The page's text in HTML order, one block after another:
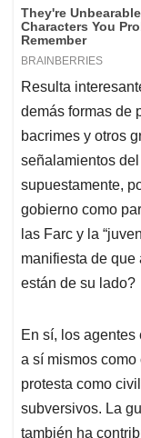
Resulta
demás formas de
bacrimes y otros
señalamientos
supuestamente,
gobierno como
las Farc y la
manifiesta de
están de su lado?
En sí, los
a sí mismos
protesta como
subversivos. La
también ha